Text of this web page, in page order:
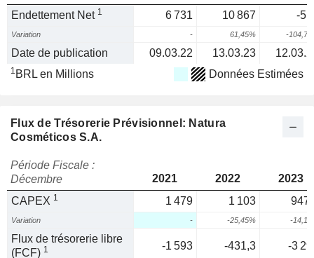
Endettement Net 1 6 731 10 867 -
Variation - 61,45% -
Date de publication 09.03.22 13.03.23
1 BRL en Millions Données Estimées
Flux de Trésorerie Prévisionnel: Natura
Cosméticos S.A.
Période Fiscale :
Décembre
2021 2022
2023
CAPEX 1 1 479 1 103
Variation - -25,45% -
Flux de trésorerie libre
(FCF) 1 -1 593 -431,3 -3